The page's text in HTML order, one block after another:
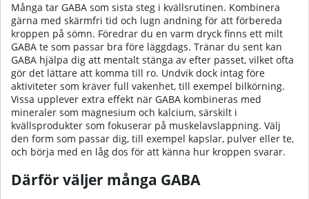
Många tar GABA som sista steg i kvällsrutinen. Kombinera
gärna med skärmfri tid och lugn andning för att förbereda
kroppen på sömn. Föredrar du en varm dryck finns ett milt
GABA te som passar bra före läggdags. Tränar du sent kan
GABA hjälpa dig att mentalt stänga av efter passet, vilket ofta
gör det lättare att komma till ro. Undvik dock intag före
aktiviteter som kräver full vakenhet, till exempel bilkörning.
Vissa upplever extra effekt när GABA kombineras med
mineraler som magnesium och kalcium, särskilt i
kvällsprodukter som fokuserar på muskelavslappning. Välj
den form som passar dig, till exempel kapslar, pulver eller te,
och börja med en låg dos för att känna hur kroppen svarar.
Därför väljer många GABA